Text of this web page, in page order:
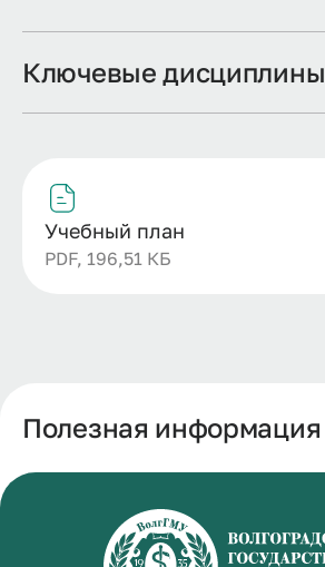
Ключевые дисциплины
Учебный план
PDF, 196,51 КБ
Полезная информация